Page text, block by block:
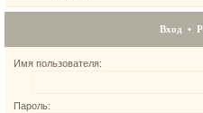
Вход •
Имя пользователя:
Пароль: